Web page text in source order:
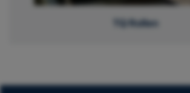
TQ Rollen